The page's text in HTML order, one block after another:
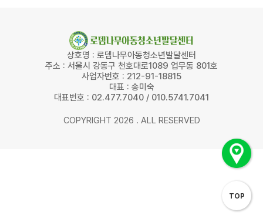
TOP
상호명 : 로뎀나무아동청소년발달센터
주소 : 서울시 강동구 천호대로1089 업무동 801호
사업자번호 : 212-91-18815
대표 : 송미숙
대표번호 : 02.477.7040 / 010.5741.7041
COPYRIGHT 2026 . ALL RESERVED